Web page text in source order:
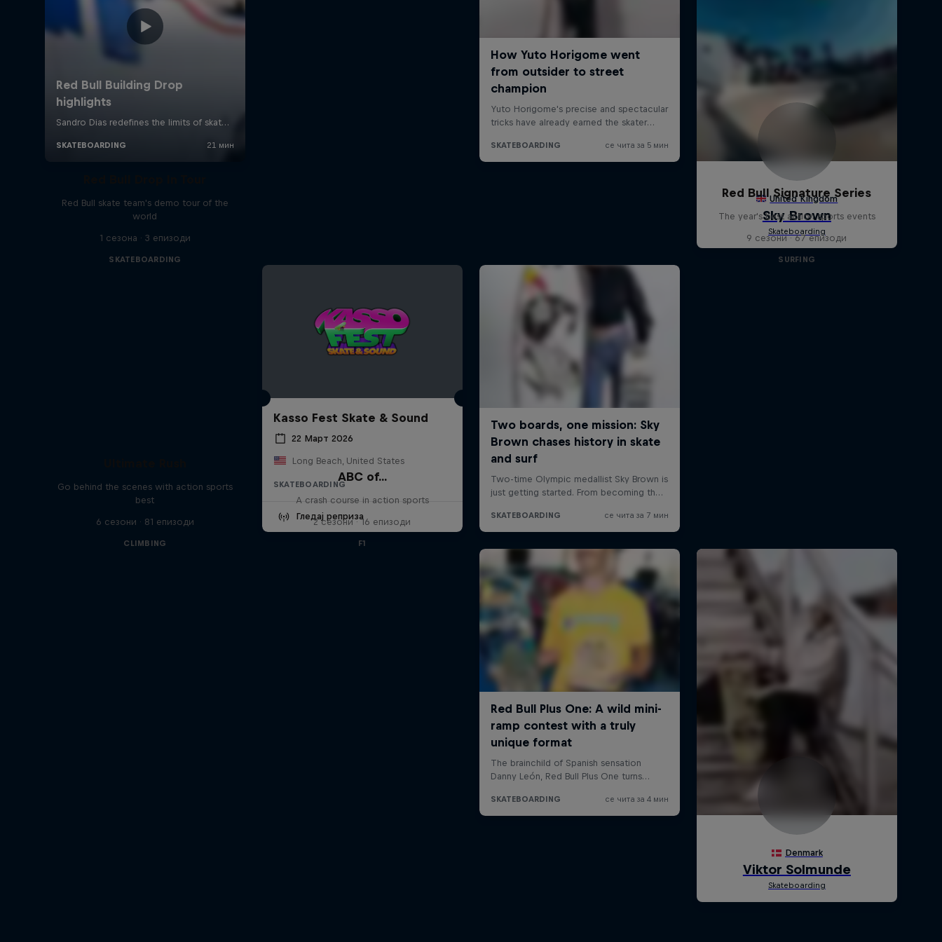
Red Bull skate team's demo tour of the
world
1 сезона · 3 епизоди
SKATEBOARDING
Kasso Fest Skate & Sound
22 Март 2026
Long Beach, United States
SKATEBOARDING
Гледај реприза
Red Bull Signature Series
The year's best action sports events
9 сезони · 67 епизоди
SURFING
Go behind the scenes with action sports
best
6 сезони · 81 епизоди
CLIMBING
ABC of...
A crash course in action sports
2 сезони · 16 епизоди
F1